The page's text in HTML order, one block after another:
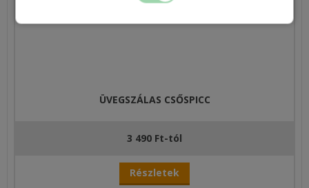
ÜVEGSZÁLAS CSŐSPICC
3 490 Ft-tól
Részletek